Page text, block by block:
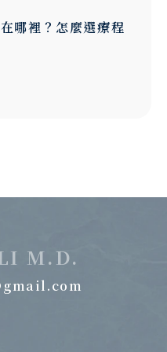
哪裡？怎麼選療程
M.D.